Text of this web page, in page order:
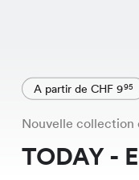
A partir de CHF 995
Nouvelle collection
TODAY -